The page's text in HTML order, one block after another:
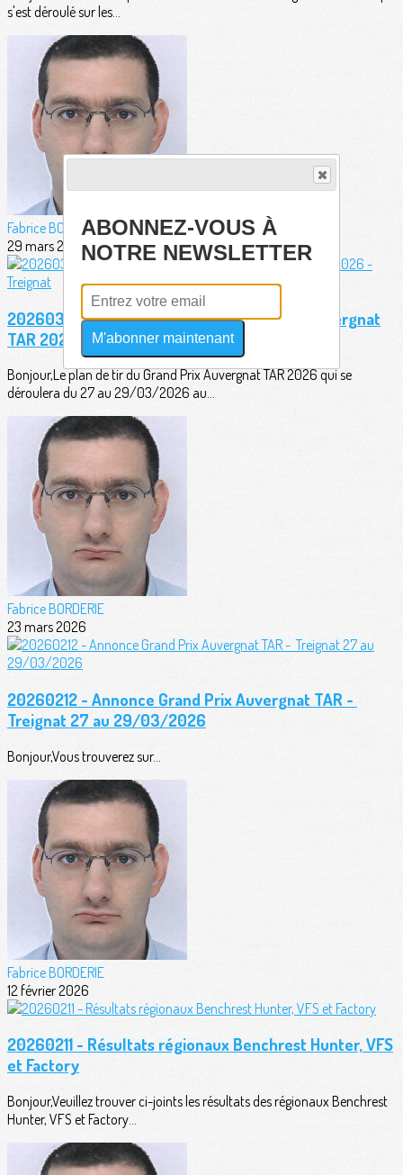
s'est déroulé sur les...
Fabrice BORDERIE
29 mars 2026
20260323 - Plan de tir officiel Grand Prix Auvergnat
TAR 2026 - Treignat
Bonjour,Le plan de tir du Grand Prix Auvergnat TAR 2026 qui se
déroulera du 27 au 29/03/2026 au...
Fabrice BORDERIE
23 mars 2026
20260212 - Annonce Grand Prix Auvergnat TAR -
Treignat 27 au 29/03/2026
Bonjour,Vous trouverez sur...
Fabrice BORDERIE
12 février 2026
20260211 - Résultats régionaux Benchrest Hunter, VFS
et Factory
Bonjour,Veuillez trouver ci-joints les résultats des régionaux Benchrest
Hunter, VFS et Factory...
ABONNEZ-VOUS À
NOTRE NEWSLETTER
M'abonner maintenant